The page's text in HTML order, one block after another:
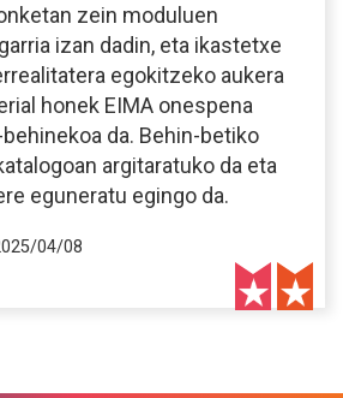
zein moduluen
izan dadin, eta ikastetxe
egokitzeko aukera
honek EIMA onespena
da. Behin-betiko
argitaratuko da eta
eguneratu egingo da.
04/08